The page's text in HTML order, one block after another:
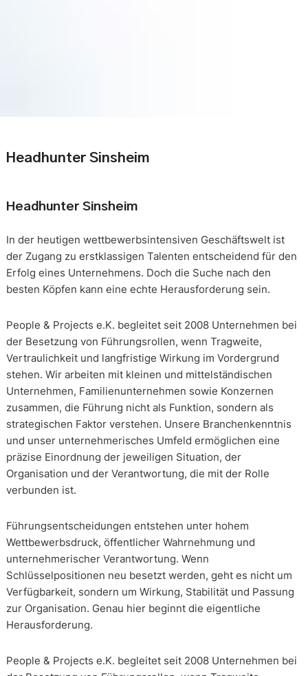
Headhunter Sinsheim
Headhunter Sinsheim
In der heutigen wettbewerbsintensiven Geschäftswelt ist
der Zugang zu erstklassigen Talenten entscheidend für den
Erfolg eines Unternehmens. Doch die Suche nach den
besten Köpfen kann eine echte Herausforderung sein.
People & Projects e.K. begleitet seit 2008 Unternehmen bei
der Besetzung von Führungsrollen, wenn Tragweite,
Vertraulichkeit und langfristige Wirkung im Vordergrund
stehen. Wir arbeiten mit kleinen und mittelständischen
Unternehmen, Familienunternehmen sowie Konzernen
zusammen, die Führung nicht als Funktion, sondern als
strategischen Faktor verstehen. Unsere Branchenkenntnis
und unser unternehmerisches Umfeld ermöglichen eine
präzise Einordnung der jeweiligen Situation, der
Organisation und der Verantwortung, die mit der Rolle
verbunden ist.
Führungsentscheidungen entstehen unter hohem
Wettbewerbsdruck, öffentlicher Wahrnehmung und
unternehmerischer Verantwortung. Wenn
Schlüsselpositionen neu besetzt werden, geht es nicht um
Verfügbarkeit, sondern um Wirkung, Stabilität und Passung
zur Organisation. Genau hier beginnt die eigentliche
Herausforderung.
People & Projects e.K. begleitet seit 2008 Unternehmen bei